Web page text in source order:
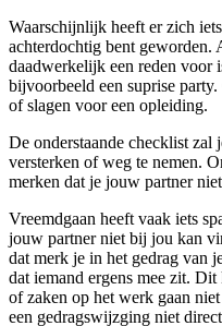
Waarschijnlijk heeft er zich
achterdochtig bent geworden.
daadwerkelijk een reden voor
bijvoorbeeld een suprise
of slagen voor een opleiding.
De onderstaande checklist zal
versterken of weg te nemen.
merken dat je jouw partner
Vreemdgaan heeft vaak iets
jouw partner niet bij jou kan
dat merk je in het gedrag van
dat iemand ergens mee zit.
of zaken op het werk gaan
een gedragswijzging niet